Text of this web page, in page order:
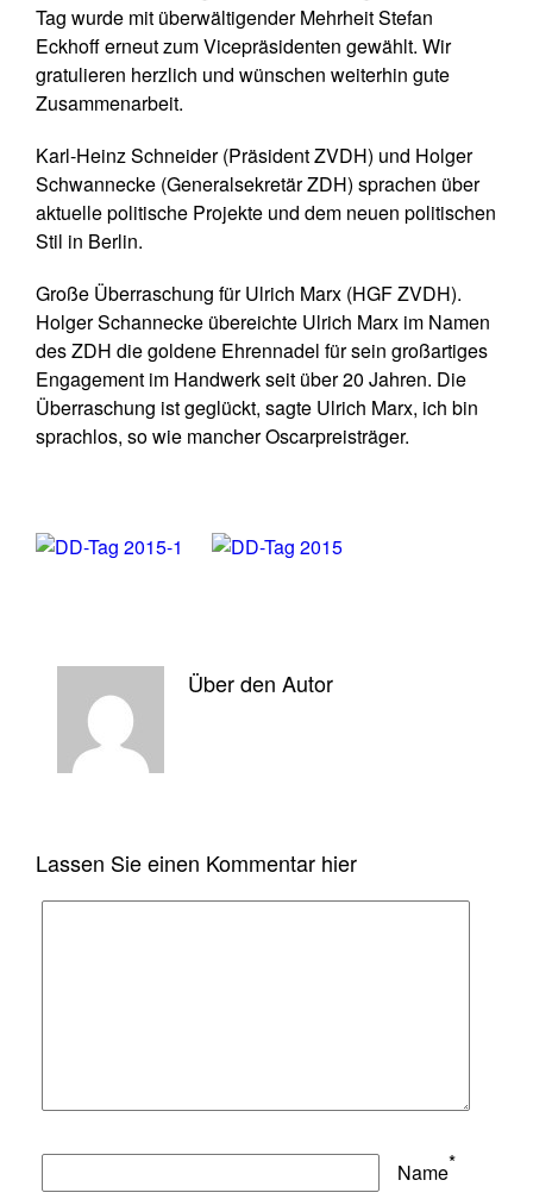
Tag wurde mit überwältigender Mehrheit Stefan
Eckhoff erneut zum Vicepräsidenten gewählt. Wir
gratulieren herzlich und wünschen weiterhin gute
Zusammenarbeit.
Karl-Heinz Schneider (Präsident ZVDH) und Holger
Schwannecke (Generalsekretär ZDH) sprachen über
aktuelle politische Projekte und dem neuen politischen
Stil in Berlin.
Große Überraschung für Ulrich Marx (HGF ZVDH).
Holger Schannecke übereichte Ulrich Marx im Namen
des ZDH die goldene Ehrennadel für sein großartiges
Engagement im Handwerk seit über 20 Jahren. Die
Überraschung ist geglückt, sagte Ulrich Marx, ich bin
sprachlos, so wie mancher Oscarpreisträger.
Über den Autor
Lassen Sie einen Kommentar hier
Name*